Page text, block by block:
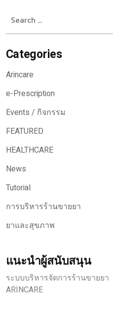
for:
Categories
Arincare
e-Prescription
Events / กิจกรรม
FEATURED
HEALTHCARE
News
Tutorial
การบริหารร้านขายยา
ยาและสุขภาพ
แนะนำผู้สนับสนุน
ระบบบริหารจัดการร้านขายยา
ARINCARE